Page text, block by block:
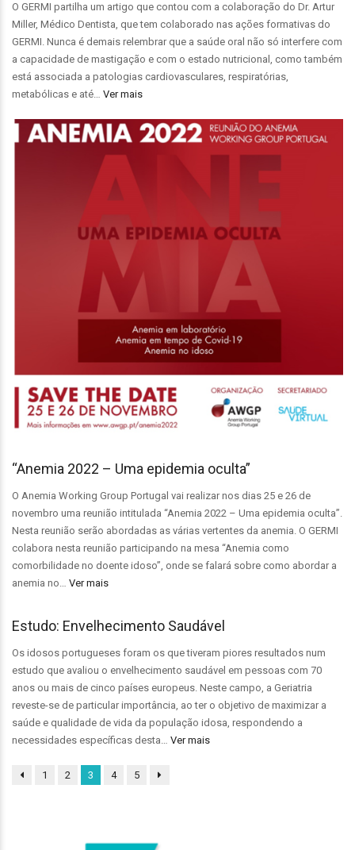
O GERMI partilha um artigo que contou com a colaboração do Dr. Artur
Miller, Médico Dentista, que tem colaborado nas ações formativas do
GERMI. Nunca é demais relembrar que a saúde oral não só interfere com
a capacidade de mastigação e com o estado nutricional, como também
está associada a patologias cardiovasculares, respiratórias,
metabólicas e até… Ver mais
“Anemia 2022 – Uma epidemia oculta”
O Anemia Working Group Portugal vai realizar nos dias 25 e 26 de
novembro uma reunião intitulada “Anemia 2022 – Uma epidemia oculta”.
Nesta reunião serão abordadas as várias vertentes da anemia. O GERMI
colabora nesta reunião participando na mesa “Anemia como
comorbilidade no doente idoso”, onde se falará sobre como abordar a
anemia no… Ver mais
Estudo: Envelhecimento Saudável
Os idosos portugueses foram os que tiveram piores resultados num
estudo que avaliou o envelhecimento saudável em pessoas com 70
anos ou mais de cinco países europeus. Neste campo, a Geriatria
reveste-se de particular importância, ao ter o objetivo de maximizar a
saúde e qualidade de vida da população idosa, respondendo a
necessidades específicas desta… Ver mais
1 2 3 4 5